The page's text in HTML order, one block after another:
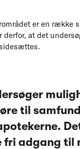
er en række
at det
til
fri adgang til